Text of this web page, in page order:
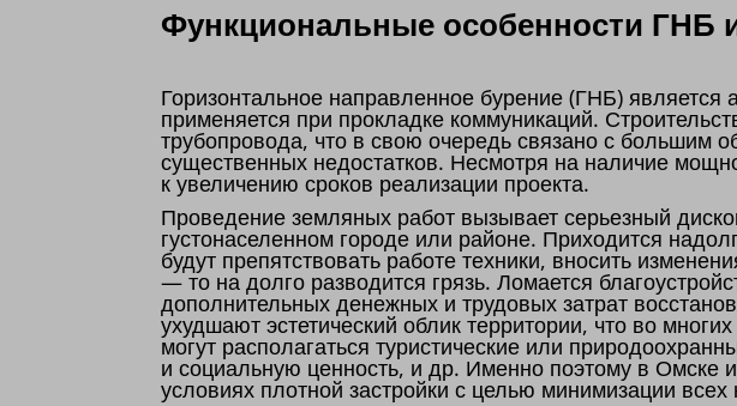
Функциональные особенности ГНБ
Горизонтальное направленное бурение (ГНБ)
применяется при прокладке коммуникаций.
трубопровода, что в свою очередь связано с большим
существенных недостатков. Несмотря на наличие
к увеличению сроков реализации проекта.
Проведение земляных работ вызывает серьезный
густонаселенном городе или районе. Приходится
будут препятствовать работе техники, вносить
— то на долго разводится грязь. Ломается
дополнительных денежных и трудовых затрат
ухудшают эстетический облик территории, что во
могут располагаться туристические или
и социальную ценность, и др. Именно поэтому в Омске
условиях плотной застройки с целью минимизации всех